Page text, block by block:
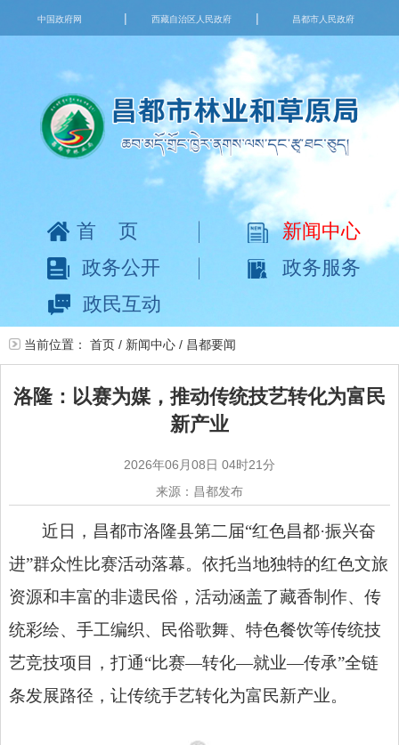
中国政府网 | 西藏自治区人民政府 | 昌都市人民政府
首页
新闻中心
政务公开
政务服务
政民互动
当前位置： 首页 / 新闻中心 / 昌都要闻
洛隆：以赛为媒，推动传统技艺转化为富民
新产业
2026年06月08日 04时21分
来源：昌都发布
近日，昌都市洛隆县第二届“红色昌都·振兴奋
进”群众性比赛活动落幕。依托当地独特的红色文旅
资源和丰富的非遗民俗，活动涵盖了藏香制作、传
统彩绘、手工编织、民俗歌舞、特色餐饮等传统技
艺竞技项目，打通“比赛—转化—就业—传承”全链
条发展路径，让传统手艺转化为富民新产业。